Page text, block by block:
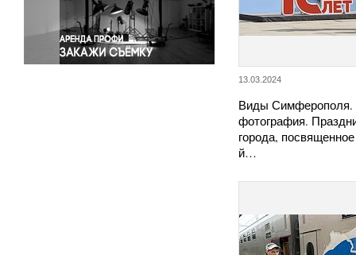
Экология
Экономика и бизнес
13.03.2024
Виды Симферополя.
фотография.
города,
й…